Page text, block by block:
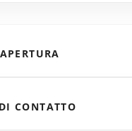
CONTATTO